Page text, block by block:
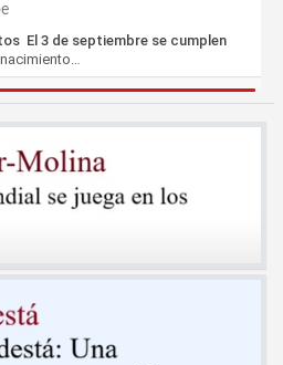
El 3 de septiembre se cumplen